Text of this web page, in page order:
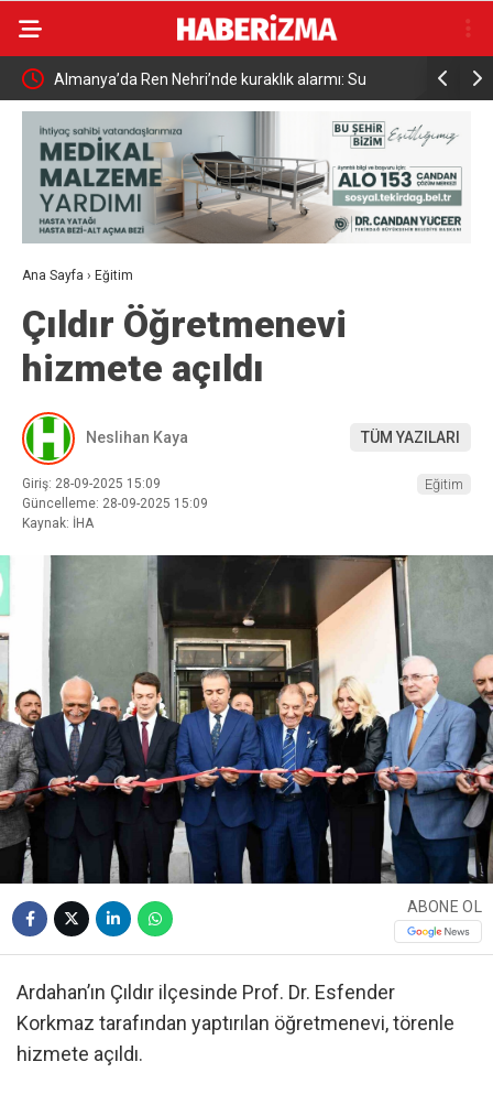
Almanya’da Ren Nehri’nde kuraklık alarmı: Su
seviyesinde tarihi düşüş yaşandı
Ana Sayfa › Eğitim
Çıldır Öğretmenevi
hizmete açıldı
Neslihan Kaya TÜM YAZILARI
Giriş: 28-09-2025 15:09
Güncelleme: 28-09-2025 15:09
Kaynak: İHA
Eğitim
ABONE OL
Ardahan’ın Çıldır ilçesinde Prof. Dr. Esfender
Korkmaz tarafından yaptırılan öğretmenevi, törenle
hizmete açıldı.